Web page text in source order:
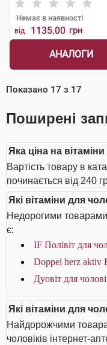
Немає в наявності
від 1135.00 грн
АНАЛОГИ
Показано 17 з 17
Поширені
Яка ціна на
Вартість товару в
починається від 240
Які вітаміни для
Недорогими товарами
є:
IF Полівіт для
Doppel herz aktiv
Дуовіт для
Які вітаміни для
Найдорожчими
чоловіків інтернет-